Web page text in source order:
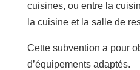
cuisines, ou entre la
la cuisine et la salle de
Cette subvention a pour
d’équipements adaptés.